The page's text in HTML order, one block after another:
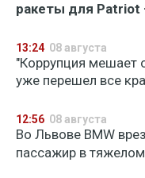
ракеты для Patriot
13:24 08 августа
"Коррупция мешает
уже перешел все
12:56 08 августа
Во Львове BMW
пассажир в